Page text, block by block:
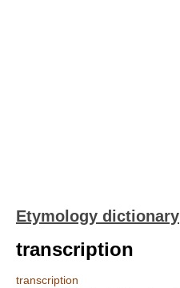
Etymology dictionary
transcription
transcription